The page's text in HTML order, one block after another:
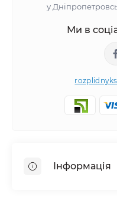
у
Ми в
Інформація